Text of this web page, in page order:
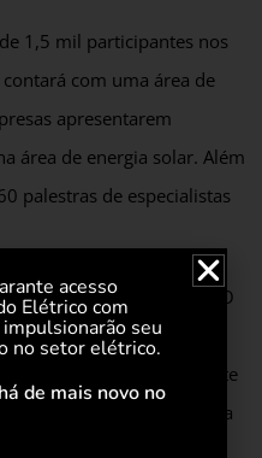
1,5 mil participantes nos
com uma área de
apresentarem
área de energia solar. Além
palestras de especialistas
formatos de passaporte. O
de exposição e algumas
ambiente. O passaporte
feira, permite participar da
palestras nacionais e
acesso
Elétrico com
seu
no setor elétrico.
de mais novo no